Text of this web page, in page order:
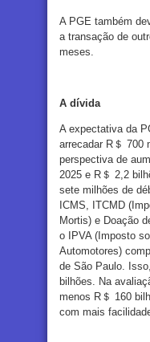
A PGE também
a transação de
meses.
A dívida
A expectativa da
arrecadar R＄ 700
perspectiva de
2025 e R＄ 2,2
sete milhões de
ICMS, ITCMD
Mortis) e Doação
o IPVA (Imposto
Automotores)
de São Paulo.
bilhões. Na
menos R＄ 160
com mais